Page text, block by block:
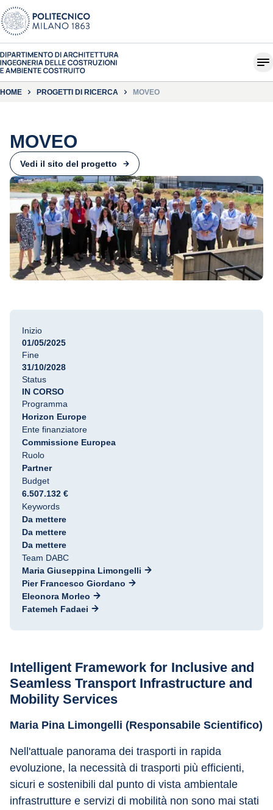
HOME PROGETTI DI RICERCA MOVEO
MOVEO
Vedi il sito del progetto
Inizio
01/05/2025
Fine
31/10/2028
Status
IN CORSO
Programma
Horizon Europe
Ente finanziatore
Commissione Europea
Ruolo
Partner
Budget
6.507.132 €
Keywords
Da mettere
Da mettere
Da mettere
Team DABC
Maria Giuseppina Limongelli
Pier Francesco Giordano
Eleonora Morleo
Fatemeh Fadaei
Intelligent Framework for Inclusive and
Seamless Transport Infrastructure and
Mobility Services
Maria Pina Limongelli (Responsabile Scientifico)
Nell'attuale panorama dei trasporti in rapida
evoluzione, la necessità di trasporti più efficienti,
sicuri e sostenibili dal punto di vista ambientale
infrastrutture e servizi di mobilità non sono mai stati